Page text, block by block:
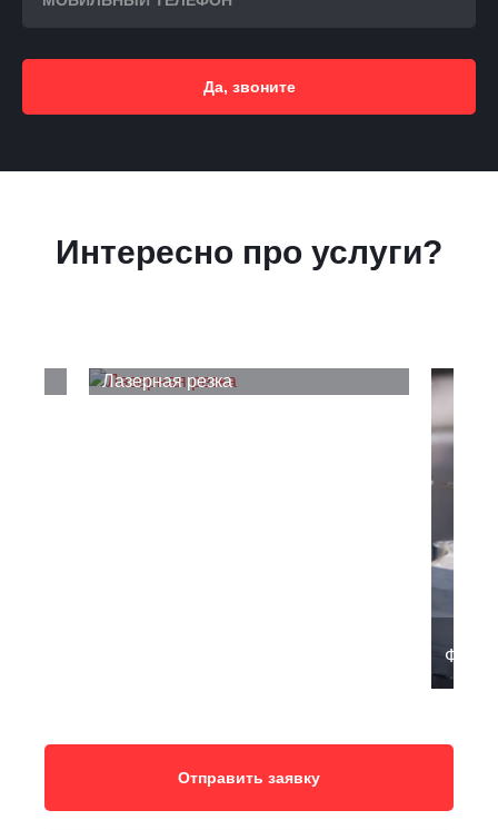
Да, звоните
Интересно про услуги?
Лазерная резка
Отправить заявку